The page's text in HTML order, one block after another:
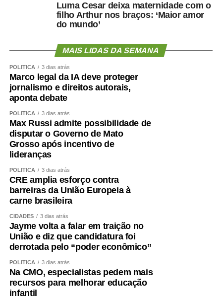
Luma Cesar deixa maternidade com o
filho Arthur nos braços: ‘Maior amor
do mundo’
MAIS LIDAS DA SEMANA
POLÍTICA 3 dias atrás
Marco legal da IA deve proteger
jornalismo e direitos autorais,
aponta debate
POLÍTICA 3 dias atrás
Max Russi admite possibilidade de
disputar o Governo de Mato
Grosso após incentivo de
lideranças
POLÍTICA 3 dias atrás
CRE amplia esforço contra
barreiras da União Europeia à
carne brasileira
CIDADES 3 dias atrás
Jayme volta a falar em traição no
União e diz que candidatura foi
derrotada pelo “poder econômico”
POLÍTICA 3 dias atrás
Na CMO, especialistas pedem mais
recursos para melhorar educação
infantil